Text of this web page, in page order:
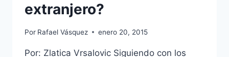
extranjero?
Por Rafael Vásquez enero 20, 2015
Por: Zlatica Vrsalovic Siguiendo con los